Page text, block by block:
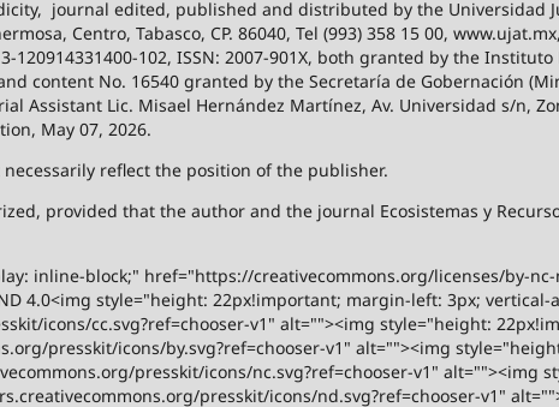
journal edited, published and distributed by the Universidad
Centro, Tabasco, CP. 86040, Tel (993) 358 15 00,
120914331400-102, ISSN: 2007-901X, both granted by the
content No. 16540 granted by the Secretaría de Gobernación
Assistant Lic. Misael Hernández Martínez, Av. Universidad s/n,
May 07, 2026.
reflect the position of the publisher.
provided that the author and the journal Ecosistemas y
inline-block;" href="https://creativecommons.org/licenses/by-
4.0<img style="height: 22px!important; margin-left: 3px;
icons/cc.svg?ref=chooser-v1" alt=""><img style="height:
presskit/icons/by.svg?ref=chooser-v1" alt=""><img
presskit/icons/nc.svg?ref=chooser-v1" alt=""><img
presskit/icons/nd.svg?ref=chooser-v1"